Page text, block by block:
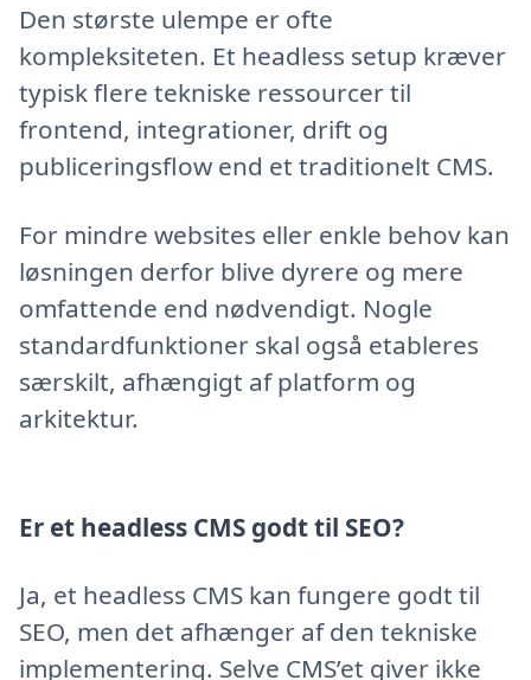
Den største ulempe er ofte
kompleksiteten. Et headless setup kræver
typisk flere tekniske ressourcer til
frontend, integrationer, drift og
publiceringsflow end et traditionelt CMS.
For mindre websites eller enkle behov kan
løsningen derfor blive dyrere og mere
omfattende end nødvendigt. Nogle
standardfunktioner skal også etableres
særskilt, afhængigt af platform og
arkitektur.
Er et headless CMS godt til SEO?
Ja, et headless CMS kan fungere godt til
SEO, men det afhænger af den tekniske
implementering. Selve CMS’et giver ikke